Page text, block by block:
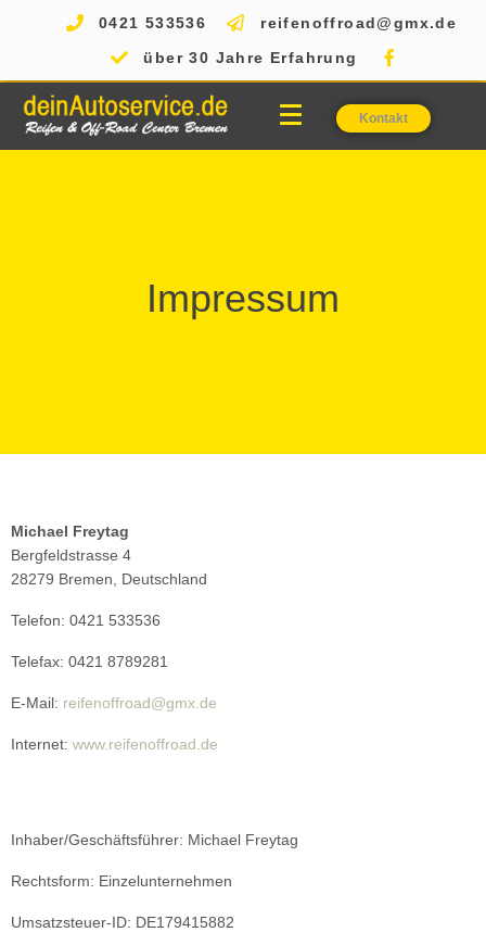
0421 533536
reifenoffroad@gmx.de
über 30 Jahre Erfahrung
Kontakt
Impressum
Michael Freytag
Bergfeldstrasse 4
28279 Bremen, Deutschland
Telefon: 0421 533536
Telefax: 0421 8789281
E-Mail: reifenoffroad@gmx.de
Internet: www.reifenoffroad.de
Inhaber/Geschäftsführer: Michael Freytag
Rechtsform: Einzelunternehmen
Umsatzsteuer-ID: DE179415882